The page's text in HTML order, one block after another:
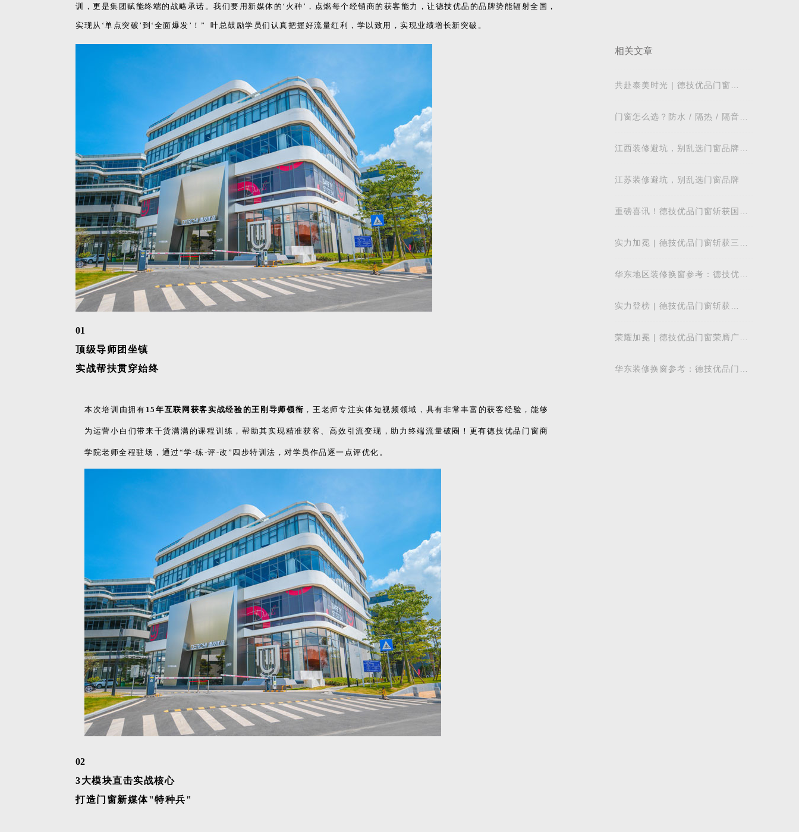
训，更是集团赋能终端的战略承诺。我们要用新媒体的‘火种’，点燃每个经销商的获客能力，让德技优品的品牌势能辐射全国，
实现从‘单点突破’到‘全面爆发’！” 叶总鼓励学员们认真把握好流量红利，学以致用，实现业绩增长新突破。
01
顶级导师团坐镇
实战帮扶贯穿始终
本次培训由拥有 15年互联网获客实战经验的王刚导师领衔 ， 王老师专注实体短视频领域，具有非常丰富的获客经验，能够
为运营小白们带来干货满满的课程训练，帮助其实现精准获客、高效引流变现，助力终端流量破圈！ 更有德技优品门窗商
学院老师全程驻场，通过“学-练-评-改”四步特训法，对学员作品逐一点评优化。
02
3大模块直击实战核心
打造门窗新媒体"特种兵"
相关文章
共赴泰美时光 | 德技优品门窗
门窗怎么选？防水 / 隔热 / 隔音需
业
江西装修避坑，别乱选门窗品牌，
江苏装修避坑，别乱选门窗品牌
重磅喜讯！德技优品门窗斩获国际
实力加冕 | 德技优品门窗斩获三项
质量发展
华东地区装修换窗参考：德技优品
实力登榜 | 德技优品门窗斩获
以中国智造赋
荣耀加冕 | 德技优品门窗荣膺广东
少军董事
华东装修换窗参考：德技优品门窗